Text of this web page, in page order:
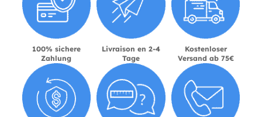
100% sichere
Zahlung
Livraison en 2-4
Tage
Kostenloser
Versand ab 75€